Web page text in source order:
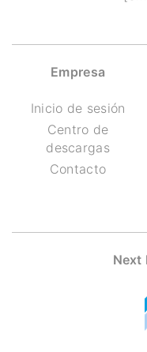
Empresa
Inicio de sesión
Centro de
descargas
Contacto
Next